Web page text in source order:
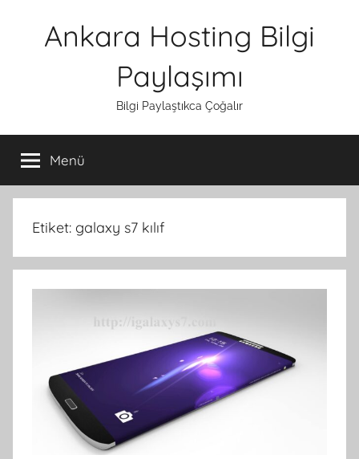
Ankara Hosting Bilgi
Paylaşımı
Bilgi Paylaştıkca Çoğalır
Menü
Etiket: galaxy s7 kılıf